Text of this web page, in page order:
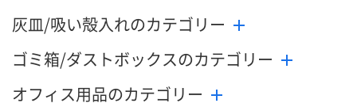
灰皿/吸い殻入れのカテゴリー
ゴミ箱/ダストボックスのカテゴリー
オフィス用品のカテゴリー